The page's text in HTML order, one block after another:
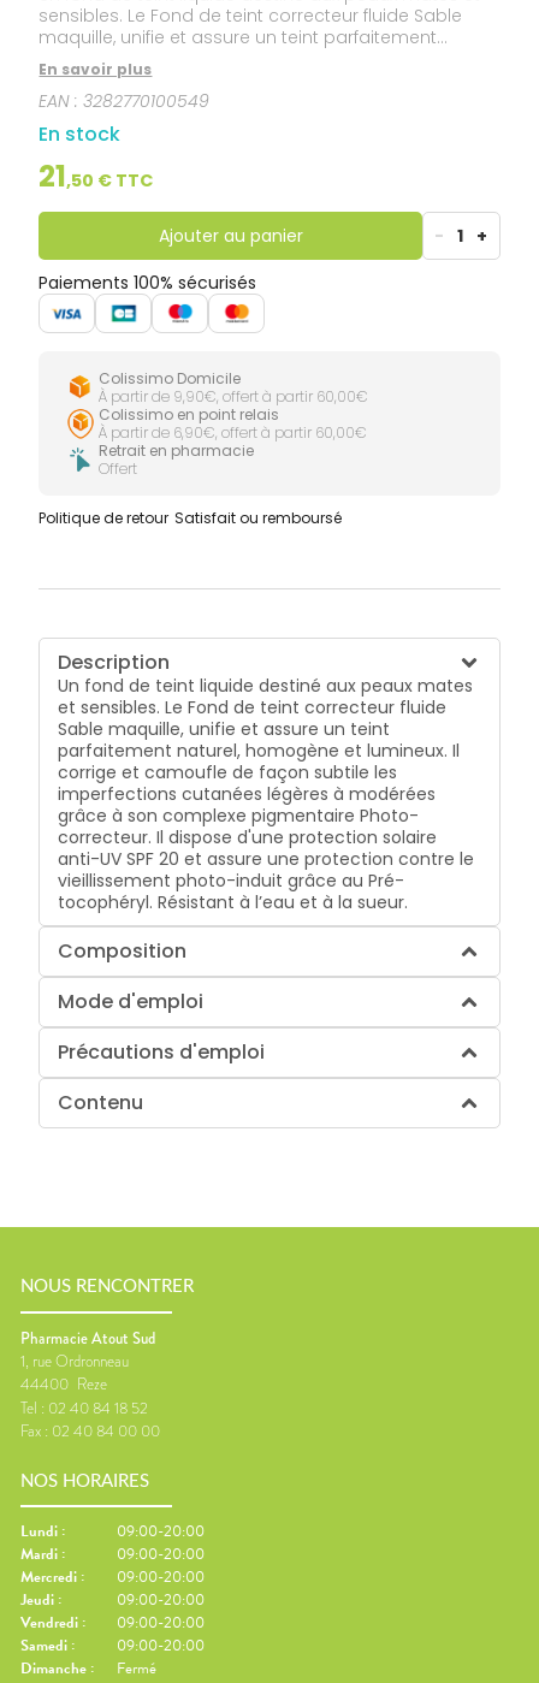
sensibles. Le Fond de teint correcteur fluide Sable
maquille, unifie et assure un teint parfaitement
naturel, homogène et lumineux. Il corrige et camoufle
de façon subtile les imperfections cutanées légères
à modérées grâce à son complexe pigmentaire
Photo-correcteur. Il dispose d'une protection solaire
anti-UV SPF 20 et assure une protection contre le
vieillissement photo-induit grâce au Pré-tocophéryl.
Résistant à l’eau et à la sueur.
En savoir plus
EAN :3282770100549
En stock
21,50 € TTC
Ajouter au panier - 1 +
Paiements 100% sécurisés
Colissimo Domicile
À partir de 9,90€, offert à partir 60,00€
Colissimo en point relais
À partir de 6,90€, offert à partir 60,00€
Retrait en pharmacie
Offert
Politique de retour Satisfait ou remboursé
Description
Un fond de teint liquide destiné aux peaux mates
et sensibles. Le Fond de teint correcteur fluide
Sable maquille, unifie et assure un teint
parfaitement naturel, homogène et lumineux. Il
corrige et camoufle de façon subtile les
imperfections cutanées légères à modérées
grâce à son complexe pigmentaire Photo-
correcteur. Il dispose d'une protection solaire
anti-UV SPF 20 et assure une protection contre le
vieillissement photo-induit grâce au Pré-
tocophéryl. Résistant à l’eau et à la sueur.
Composition
Mode d'emploi
Précautions d'emploi
Contenu
NOUS RENCONTRER
Pharmacie Atout Sud
1, rue Ordronneau
44400 Reze
Tel : 02 40 84 18 52
Fax : 02 40 84 00 00
NOS HORAIRES
Lundi :
09:00-20:00
Mardi :
09:00-20:00
Mercredi :
09:00-20:00
Jeudi :
09:00-20:00
Vendredi :
09:00-20:00
Samedi :
09:00-20:00
Dimanche : Fermé